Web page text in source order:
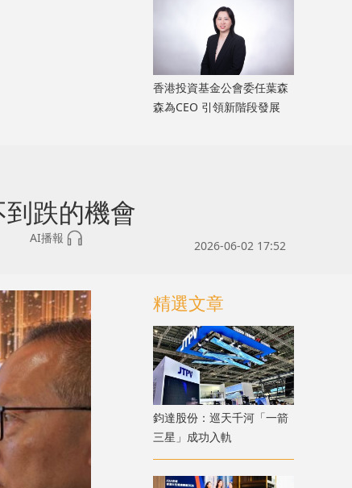
香港投資基金公會委任葉森
森為CEO 引領新階段發展
跌的機會
AI播報
2026-06-02 17:52
精選文章
鈞達股份：巡天千河「一箭
三星」成功入軌